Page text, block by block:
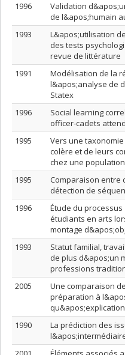
1996
Validation
de l&apos;humain
1993
L&apos;utilisation
des tests
revue de littérature
1991
Modélisation de la
l&apos;analyse de
Statex
1996
Social learning
officer-cadets
1995
Vers une
colère et de leurs
chez une
1995
Comparaison entre
détection de
1996
Étude du
étudiants en arts
montage
1993
Statut familial,
de plus d&apos;un
professions
2005
Une comparaison
préparation à
1990
La prédiction des